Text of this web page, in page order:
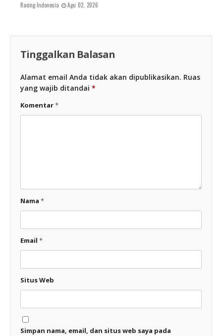
Racing Indonesia Agu 02, 2026
Tinggalkan Balasan
Alamat email Anda tidak akan dipublikasikan. Ruas
yang wajib ditandai *
Komentar*
Nama *
Email *
Situs Web
Simpan nama, email, dan situs web saya pada